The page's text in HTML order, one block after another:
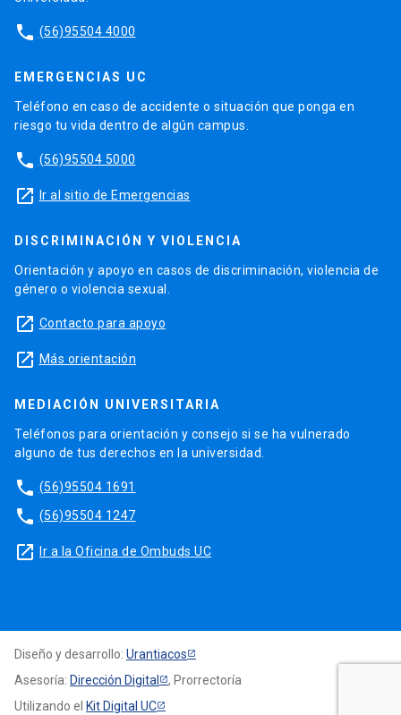
phone (56)95504 4000
EMERGENCIAS UC
Teléfono en caso de accidente o situación que ponga en
riesgo tu vida dentro de algún campus.
phone (56)95504 5000
launch Ir al sitio de Emergencias
DISCRIMINACIÓN Y VIOLENCIA
Orientación y apoyo en casos de discriminación, violencia de
género o violencia sexual.
launch Contacto para apoyo
launch Más orientación
MEDIACIÓN UNIVERSITARIA
Teléfonos para orientación y consejo si se ha vulnerado
alguno de tus derechos en la universidad.
phone (56)95504 1691
phone (56)95504 1247
launch Ir a la Oficina de Ombuds UC
Diseño y desarrollo: Urantiacos
Asesoría: Dirección Digital
, Prorrectoría
Utilizando el Kit Digital UC